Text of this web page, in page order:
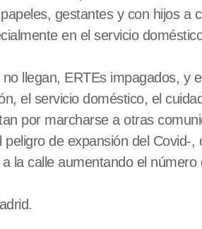
gestantes y con hijos a
en el servicio
llegan, ERTEs impagados, y
el servicio doméstico, el
por marcharse a otras
de expansión del Covid-
la calle aumentando el